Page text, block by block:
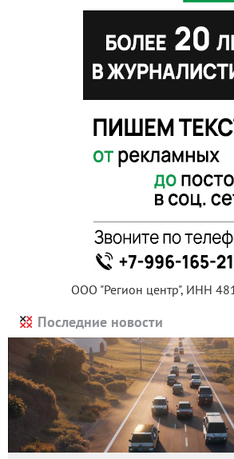
ООО "Регион центр", ИНН
Последние новости